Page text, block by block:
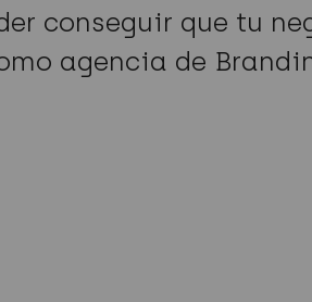
conseguir que tu
agencia de